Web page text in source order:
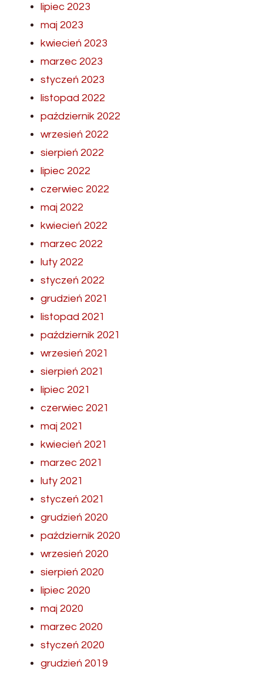
lipiec 2023
maj 2023
kwiecień 2023
marzec 2023
styczeń 2023
listopad 2022
październik 2022
wrzesień 2022
sierpień 2022
lipiec 2022
czerwiec 2022
maj 2022
kwiecień 2022
marzec 2022
luty 2022
styczeń 2022
grudzień 2021
listopad 2021
październik 2021
wrzesień 2021
sierpień 2021
lipiec 2021
czerwiec 2021
maj 2021
kwiecień 2021
marzec 2021
luty 2021
styczeń 2021
grudzień 2020
październik 2020
wrzesień 2020
sierpień 2020
lipiec 2020
maj 2020
marzec 2020
styczeń 2020
grudzień 2019